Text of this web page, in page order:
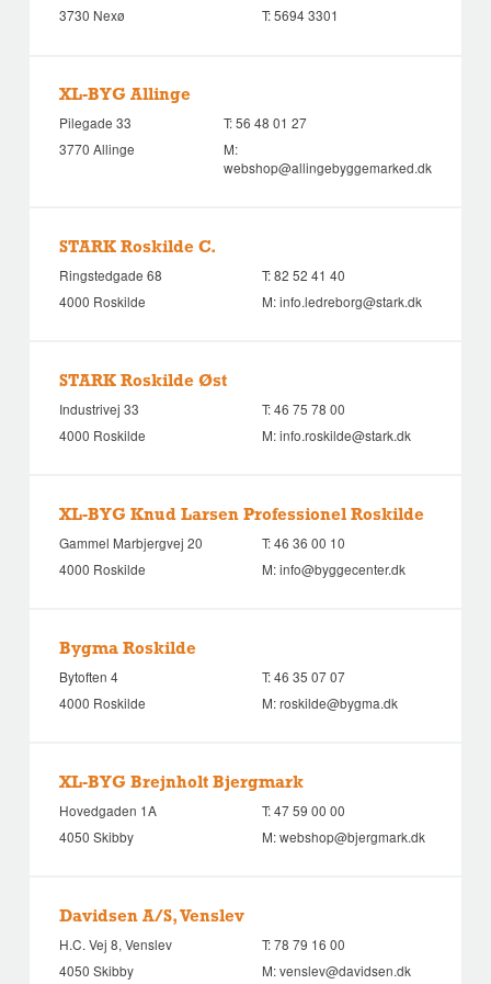
3730 Nexø
T:5694 3301
XL-BYG Allinge
Pilegade 33
3770 Allinge
T:56 48 01 27
M:
webshop@allingebyggemarked.dk
STARK Roskilde C.
Ringstedgade 68
4000 Roskilde
T:82 52 41 40
M:info.ledreborg@stark.dk
STARK Roskilde Øst
Industrivej 33
4000 Roskilde
T:46 75 78 00
M:info.roskilde@stark.dk
XL-BYG Knud Larsen Professionel Roskilde
Gammel Marbjergvej 20
4000 Roskilde
T:46 36 00 10
M:info@byggecenter.dk
Bygma Roskilde
Bytoften 4
4000 Roskilde
T:46 35 07 07
M:roskilde@bygma.dk
XL-BYG Brejnholt Bjergmark
Hovedgaden 1A
4050 Skibby
T:47 59 00 00
M:webshop@bjergmark.dk
Davidsen A/S, Venslev
H.C. Vej 8, Venslev
4050 Skibby
T:78 79 16 00
M:venslev@davidsen.dk